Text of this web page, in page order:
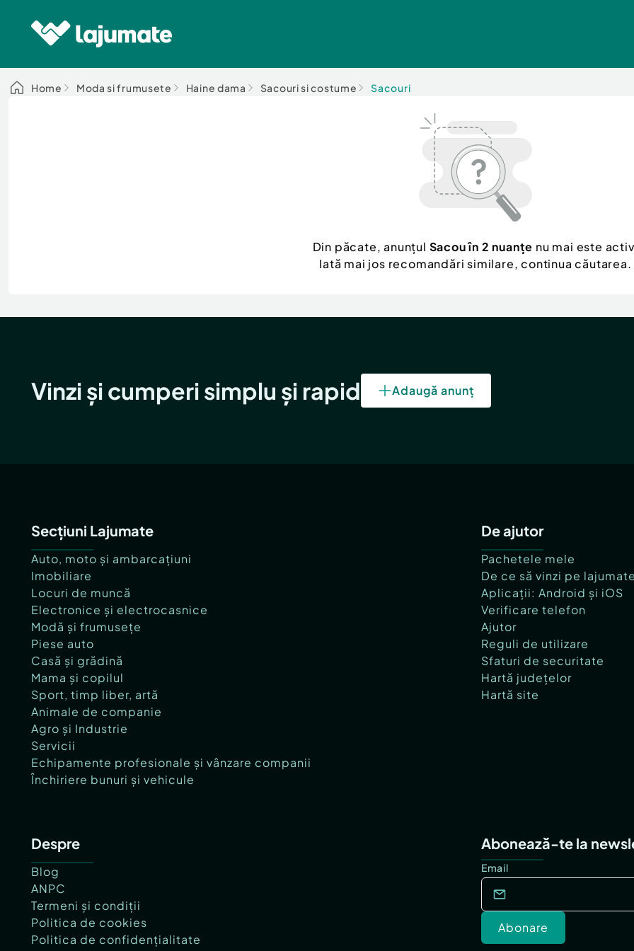
Home Moda si frumusete Haine dama Sacouri si costume Sacouri
Din păcate, anunțul Sacou în 2 nuanțe nu mai este
Iată mai jos recomandări similare, continua căutarea.
Vinzi și cumperi simplu și rapid Adaugă anunț
Secțiuni Lajumate
Auto, moto și ambarcațiuni
Imobiliare
Locuri de muncă
Electronice și electrocasnice
Modă și frumusețe
Piese auto
Casă și grădină
Mama și copilul
Sport, timp liber, artă
Animale de companie
Agro și Industrie
Servicii
Echipamente profesionale și vânzare companii
Închiriere bunuri și vehicule
De ajutor
Pachetele mele
De ce să vinzi pe
Aplicații: Android și iOS
Verificare telefon
Ajutor
Reguli de utilizare
Sfaturi de securitate
Hartă județelor
Hartă site
Despre
Blog
ANPC
Termeni și condiții
Politica de cookies
Politica de confidențialitate
Abonează-te la
Email
Abonare